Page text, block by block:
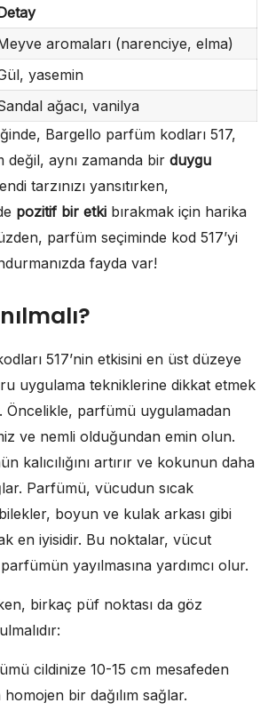
Detay
aromaları (narenciye, elma)
yasemin
ağacı, vanilya
Bargello parfüm kodları 517,
aynı zamanda bir duygu
tarzınızı yansıtırken,
pozitif bir etki bırakmak için harika
parfüm seçiminde kod 517’yi
fayda var!
517’nin etkisini en üst düzeye
uygulama tekniklerine dikkat etmek
Öncelikle, parfümü uygulamadan
ve nemli olduğundan emin olun.
kalıcılığını artırır ve kokunun daha
Parfümü, vücudun sıcak
boyun ve kulak arkası gibi
en iyisidir. Bu noktalar, vücut
yayılmasına yardımcı olur.
birkaç püf noktası da göz
cildinize 10-15 cm mesafeden
homojen bir dağılım sağlar.